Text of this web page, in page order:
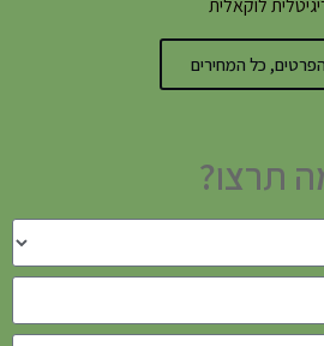
לוקאלית
כל המחירים
תרצו?